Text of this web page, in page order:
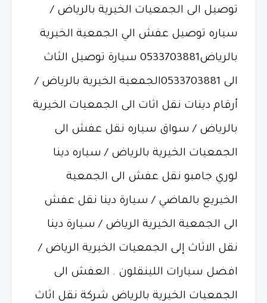
توصيل الى الجمعيات الخيرية بالرياض /
سياره توصيل عفش الي الجمعية الخيرية
بالرياض0533703881 سيارة توصيل الثاث
الى 0533703881الجمعية الخيرية بالرياض /
أرقام دينات نقل اثات الى الجمعيات الخيرية
بالرياض / سواق سياره نقل عفش الى
الجمعيات الخيرية بالرياض / سياره دينا
لوري جامبو نقل عفش الى الجمعية
الخيريع بالماضي / سيارة دينا نقل عفش
الى الجمعية الخيرية الرياض / سيارة دينا
نقل الاثاث إلى الجمعيات الخيرية الرياض /
افضل سيارات اللينقلون . العفش الى
الجمعيات الخيرية بالرياض شركة نقل اثاث